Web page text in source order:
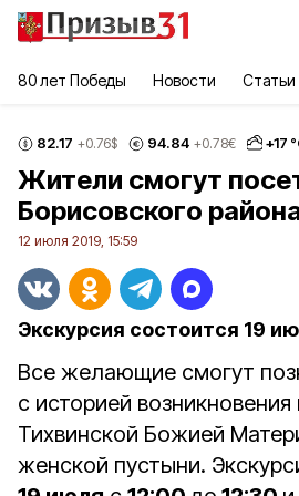
80 лет Победы Новости Статьи
82.17 +0.76$ 94.84 +0.78€ +17
Жители смогут
Борисовского
12 июля 2019, 15:59
Экскурсия состоится 19
Все желающие смогут
с историей
Тихвинской Божией
женской пустыни.